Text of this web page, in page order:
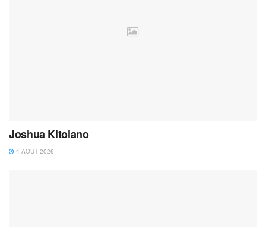
Joshua Kitolano
4 AOÛT 2026